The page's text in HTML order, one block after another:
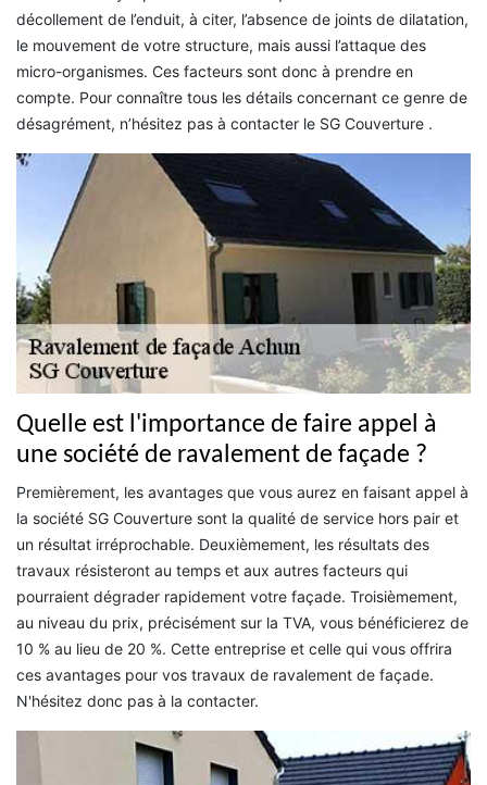
décollement de l’enduit, à citer, l’absence de joints de dilatation,
le mouvement de votre structure, mais aussi l’attaque des
micro-organismes. Ces facteurs sont donc à prendre en
compte. Pour connaître tous les détails concernant ce genre de
désagrément, n’hésitez pas à contacter le SG Couverture .
Quelle est l'importance de faire appel à
une société de ravalement de façade ?
Premièrement, les avantages que vous aurez en faisant appel à
la société SG Couverture sont la qualité de service hors pair et
un résultat irréprochable. Deuxièmement, les résultats des
travaux résisteront au temps et aux autres facteurs qui
pourraient dégrader rapidement votre façade. Troisièmement,
au niveau du prix, précisément sur la TVA, vous bénéficierez de
10 % au lieu de 20 %. Cette entreprise et celle qui vous offrira
ces avantages pour vos travaux de ravalement de façade.
N'hésitez donc pas à la contacter.